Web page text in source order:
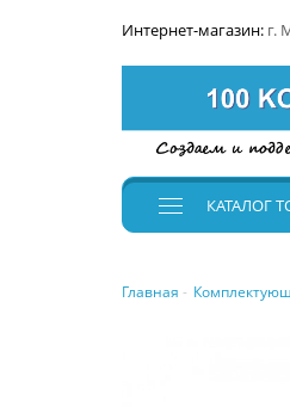
Интернет-магазин: г.
КАТАЛОГ
Главная